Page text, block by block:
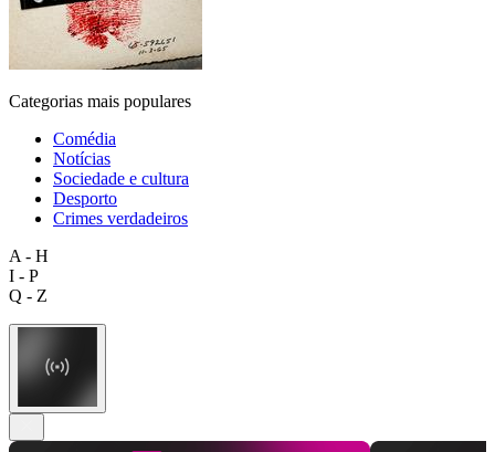
Categorias mais populares
Comédia
Notícias
Sociedade e cultura
Desporto
Crimes verdadeiros
A - H
I - P
Q - Z